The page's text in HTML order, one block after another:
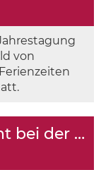
von
Ulmer Schatzkiste gewinnt bei der YES!CON doppelt